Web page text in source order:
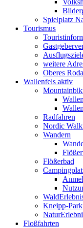
Spielplatz
Tourismus
weitere
Oberes
Wallenfels aktiv
Radfahren
Nordic
Wandern
Flößerbad
Kneipp-Park
Floßfahrten